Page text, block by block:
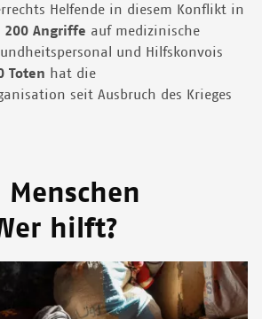
Helfende in diesem Konflikt in
200 Angriffe auf medizinische
und Hilfskonvois
Toten hat die
seit Ausbruch des Krieges
hilft?